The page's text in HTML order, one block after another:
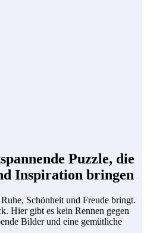
Puzzle, die
Inspiration bringen
Schönheit und Freude bringt.
Hier gibt es kein Rennen gegen
Bilder und eine gemütliche